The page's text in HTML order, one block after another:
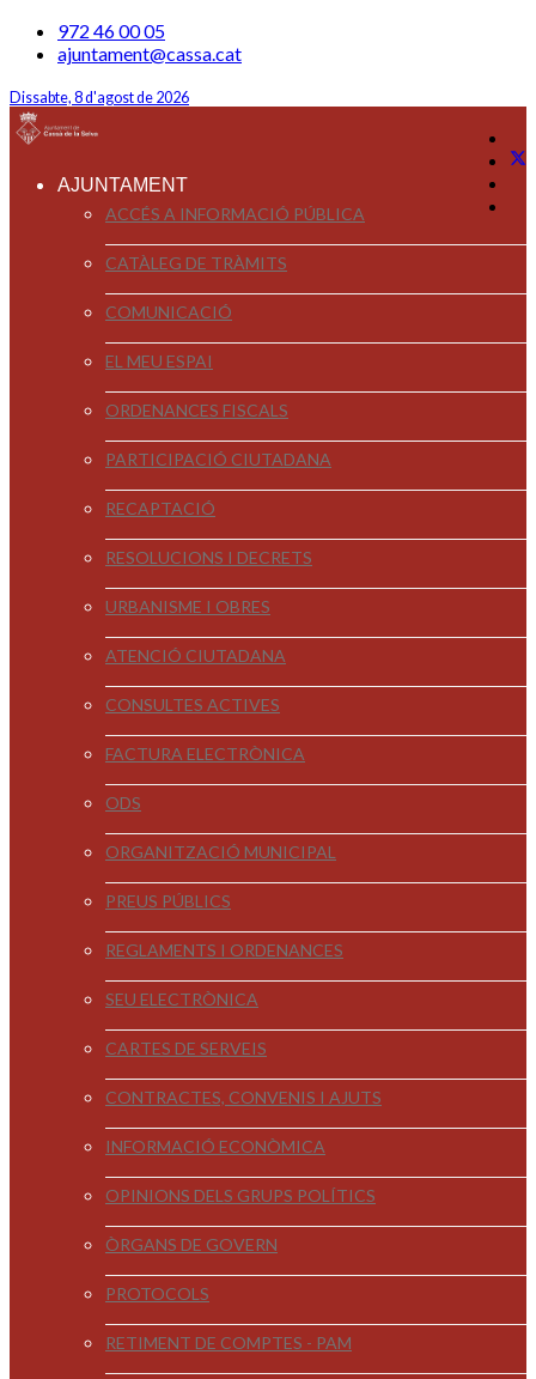
972 46 00 05
ajuntament@cassa.cat
Dissabte, 8 d'agost de 2026
AJUNTAMENT
ACCÉS A INFORMACIÓ PÚBLICA
CATÀLEG DE TRÀMITS
COMUNICACIÓ
EL MEU ESPAI
ORDENANCES FISCALS
PARTICIPACIÓ CIUTADANA
RECAPTACIÓ
RESOLUCIONS I DECRETS
URBANISME I OBRES
ATENCIÓ CIUTADANA
CONSULTES ACTIVES
FACTURA ELECTRÒNICA
ODS
ORGANITZACIÓ MUNICIPAL
PREUS PÚBLICS
REGLAMENTS I ORDENANCES
SEU ELECTRÒNICA
CARTES DE SERVEIS
CONTRACTES, CONVENIS I AJUTS
INFORMACIÓ ECONÒMICA
OPINIONS DELS GRUPS POLÍTICS
ÒRGANS DE GOVERN
PROTOCOLS
RETIMENT DE COMPTES - PAM